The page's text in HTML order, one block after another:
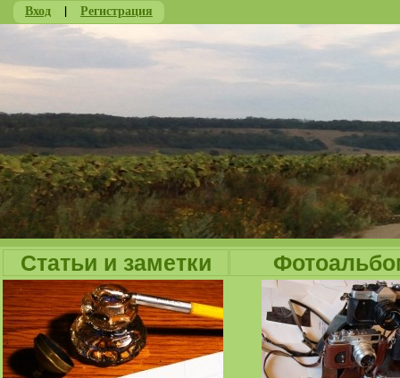
Вход | Регистрация
Статьи и заметки